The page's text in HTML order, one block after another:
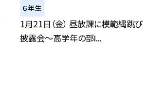
６年生
1月21日（金） 昼放課に模範縄跳び
披露会〜高学年の部ӏ...